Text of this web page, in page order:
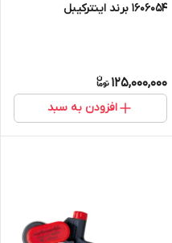
1606054 برند اینترکیبل
125,000,000
افزودن به سبد